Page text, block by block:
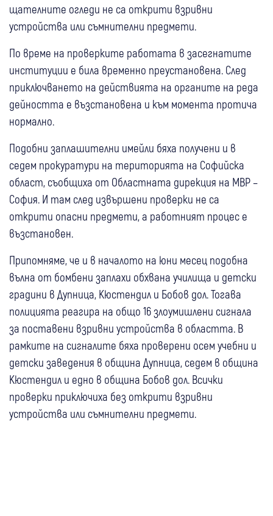
щателните огледи не са открити взривни
устройства или съмнителни предмети.
По време на проверките работата в засегнатите
институции е била временно преустановена. След
приключването на действията на органите на реда
дейността е възстановена и към момента протича
нормално.
Подобни заплашителни имейли бяха получени и в
седем прокуратури на територията на Софийска
област, съобщиха от Областната дирекция на МВР –
София. И там след извършени проверки не са
открити опасни предмети, а работният процес е
възстановен.
Припомняме, че и в началото на юни месец подобна
вълна от бомбени заплахи обхвана училища и детски
градини в Дупница, Кюстендил и Бобов дол. Тогава
полицията реагира на общо 16 злоумишлени сигнала
за поставени взривни устройства в областта. В
рамките на сигналите бяха проверени осем учебни и
детски заведения в община Дупница, седем в община
Кюстендил и едно в община Бобов дол. Всички
проверки приключиха без открити взривни
устройства или съмнителни предмети.